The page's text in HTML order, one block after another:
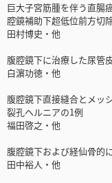
巨大子宮筋腫を伴う直腸
腔鏡補助下超低位前方切
田村博史・他
腹腔鏡下に治療した尿管
白濵功徳・他
腹腔鏡下直接縫合とメッ
裂孔ヘルニアの1例
福田啓之・他
腹腔鏡下および経仙骨的
田中裕人・他